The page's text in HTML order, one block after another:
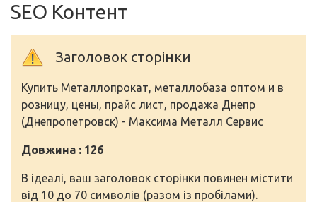
SEO Контент
Заголовок сторінки
Купить Металлопрокат, металлобаза оптом и в
розницу, цены, прайс лист, продажа Днепр
(Днепропетровск) - Максима Металл Сервис
Довжина : 126
В ідеалі, ваш заголовок сторінки повинен містити
від 10 до 70 символів (разом із пробілами).